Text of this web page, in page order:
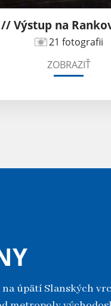
Výstup na
21 fotografii
ZOBRAZIŤ
úpätí Slanských